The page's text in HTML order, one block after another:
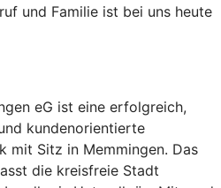
und Familie ist bei uns heute
eG ist eine erfolgreich,
kundenorientierte
mit Sitz in Memmingen. Das
die kreisfreie Stadt